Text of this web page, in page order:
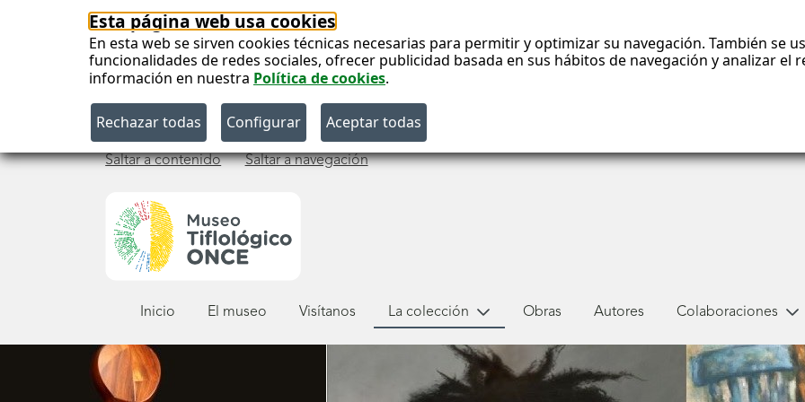
Esta página web usa cookies
En esta web se sirven cookies técnicas necesarias para permitir y optimizar su navegación. También se
funcionalidades de redes sociales, ofrecer publicidad basada en sus hábitos de navegación y analizar
información en nuestra Política de cookies.
Saltar a contenido Saltar a navegación
principal
Inicio El museo Visítanos La colección Obras Autores Colaboraciones